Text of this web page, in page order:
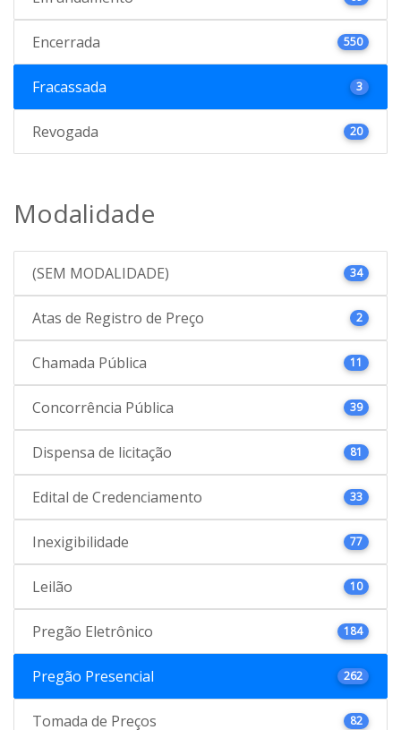
Encerrada 550
Fracassada 3
Revogada 20
Modalidade
(SEM MODALIDADE) 34
Atas de Registro de Preço 2
Chamada Pública 11
Concorrência Pública 39
Dispensa de licitação 81
Edital de Credenciamento 33
Inexigibilidade 77
Leilão 10
Pregão Eletrônico 184
Pregão Presencial 262
Tomada de Preços 82